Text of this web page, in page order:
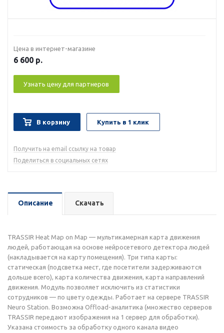
Цена в интернет-магазине
6 600 р.
Узнать цену для партнеров
В корзину Купить в 1 клик
Получить на email ссылку на товар
Поделиться в социальных сетях
Описание Скачать
TRASSIR Heat Map on Map — мультикамерная карта движения
людей, работающая на основе нейросетевого детектора людей
(накладывается на карту помещения). Три типа карты:
статическая (подсветка мест, где посетители задерживаются
дольше всего), карта количества движения, карта направлений
движения. Модуль позволяет исключить из статистики
сотрудников — по цвету одежды. Работает на сервере TRASSIR
Neuro Station. Возможна Offload-аналитика (множество серверов
TRASSIR передают изображения на 1 сервер для обработки).
Указана стоимость за обработку одного канала видео